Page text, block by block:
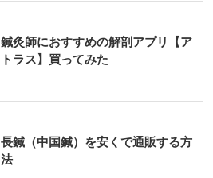
鍼灸師におすすめの解剖アプリ【ア
トラス】買ってみた
長鍼（中国鍼）を安くで通販する方
法